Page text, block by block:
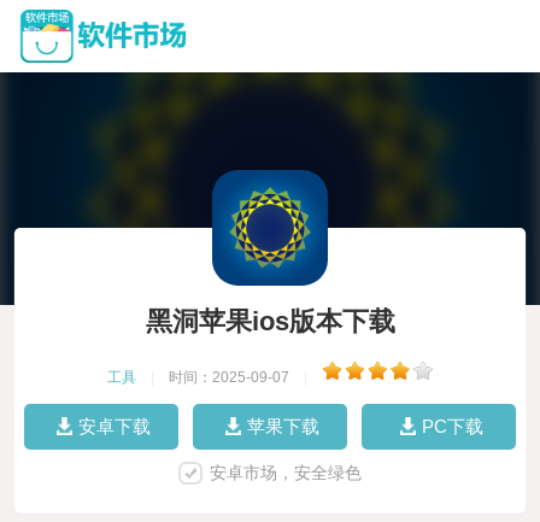
黑洞苹果ios版本下载
工具 时间：2025-09-07
安卓下载 苹果下载 PC下载
安卓市场，安全绿色